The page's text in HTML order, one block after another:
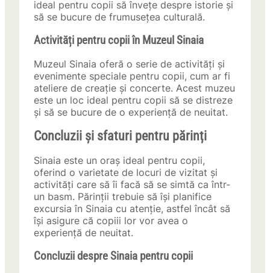
ideal pentru copii să învețe despre istorie și
să se bucure de frumusețea culturală.
Activități pentru copii în Muzeul Sinaia
Muzeul Sinaia oferă o serie de activități și
evenimente speciale pentru copii, cum ar fi
ateliere de creație și concerte. Acest muzeu
este un loc ideal pentru copii să se distreze
și să se bucure de o experiență de neuitat.
Concluzii și sfaturi pentru părinți
Sinaia este un oraș ideal pentru copii,
oferind o varietate de locuri de vizitat și
activități care să îi facă să se simtă ca într-
un basm. Părinții trebuie să își planifice
excursia în Sinaia cu atenție, astfel încât să
își asigure că copiii lor vor avea o
experiență de neuitat.
Concluzii despre Sinaia pentru copii